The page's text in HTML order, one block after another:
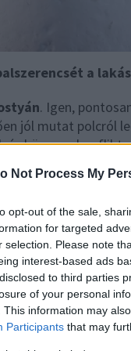
Not Process My
opt-out of the sale,
for targeted
selection. Please note
interest-based ads
to third parties
of your personal
This information may
Participants that may
a
. Igen,
jól mutat polcról
és könnyen
inkább az
erre csak
még azok is
sugározhatnak,
akik nem a
tartják.